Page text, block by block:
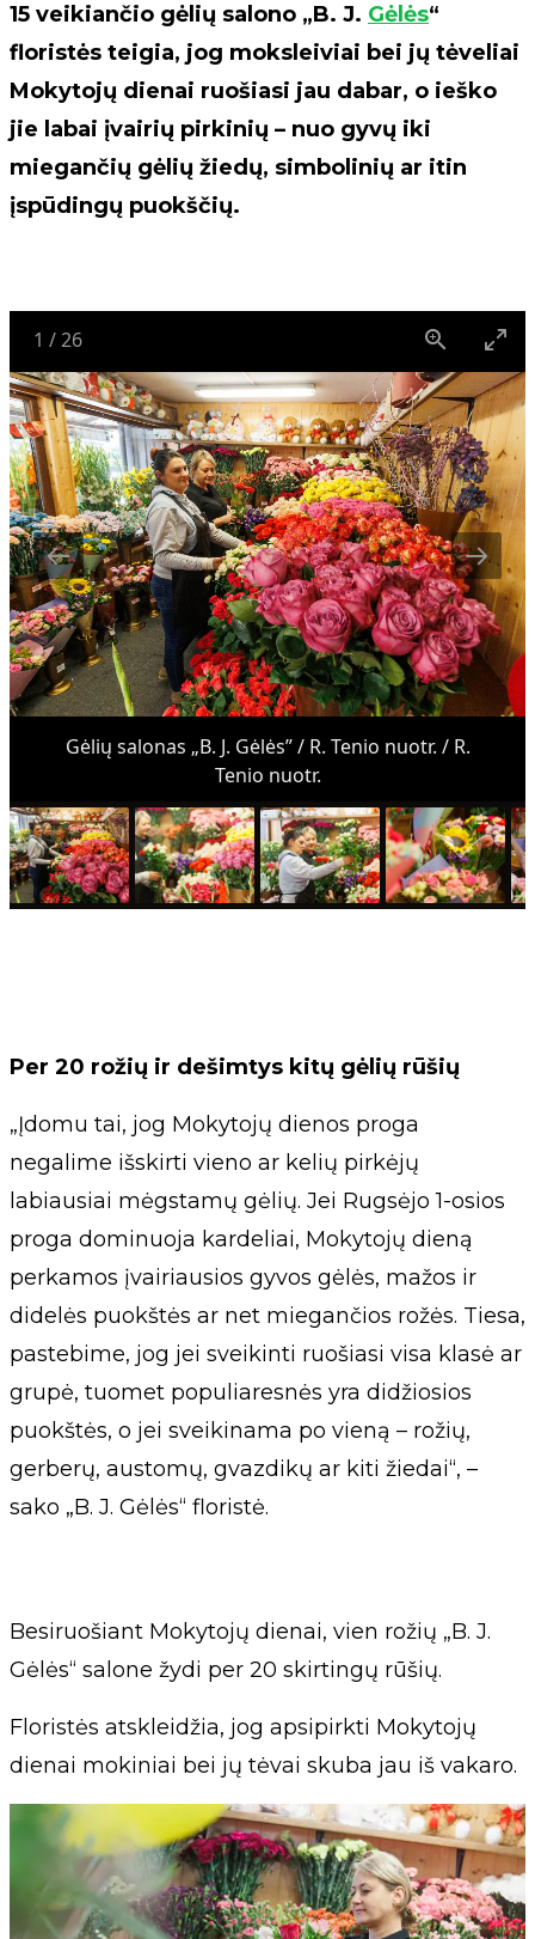
15 veikiančio gėlių salono „B. J. Gėlės“
floristės teigia, jog moksleiviai bei jų tėveliai
Mokytojų dienai ruošiasi jau dabar, o ieško
jie labai įvairių pirkinių – nuo gyvų iki
miegančių gėlių žiedų, simbolinių ar itin
įspūdingų puokščių.
1 /26
Gėlių salonas „B. J. Gėlės” / R. Tenio nuotr. / R.
Tenio nuotr.
Per 20 rožių ir dešimtys kitų gėlių rūšių
„Įdomu tai, jog Mokytojų dienos proga
negalime išskirti vieno ar kelių pirkėjų
labiausiai mėgstamų gėlių. Jei Rugsėjo 1-osios
proga dominuoja kardeliai, Mokytojų dieną
perkamos įvairiausios gyvos gėlės, mažos ir
didelės puokštės ar net miegančios rožės. Tiesa,
pastebime, jog jei sveikinti ruošiasi visa klasė ar
grupė, tuomet populiaresnės yra didžiosios
puokštės, o jei sveikinama po vieną – rožių,
gerberų, austomų, gvazdikų ar kiti žiedai“, –
sako „B. J. Gėlės“ floristė.
Besiruošiant Mokytojų dienai, vien rožių „B. J.
Gėlės“ salone žydi per 20 skirtingų rūšių.
Floristės atskleidžia, jog apsipirkti Mokytojų
dienai mokiniai bei jų tėvai skuba jau iš vakaro.